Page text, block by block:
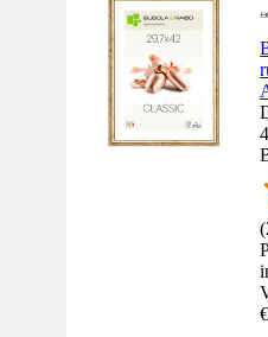
(
€